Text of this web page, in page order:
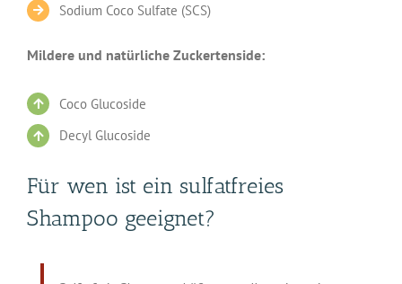
Sodium Coco Sulfate (SCS)
Mildere und natürliche Zuckertenside:
Coco Glucoside
Decyl Glucoside
Für wen ist ein sulfatfreies
Shampoo geeignet?